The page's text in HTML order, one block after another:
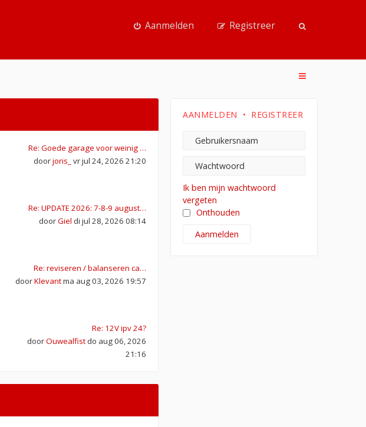
Aanmelden Registreer
AANMELDEN • REGISTREER
Ik ben mijn wachtwoord
vergeten
Onthouden
Re: Goede garage voor weinig …
doorjoris_ vr jul 24, 2026 21:20
Re: UPDATE 2026: 7-8-9 august…
doorGiel di jul 28, 2026 08:14
Re: reviseren / balanseren ca…
doorKlevantma aug 03, 2026 19:57
Re: 12V ipv 24?
doorOuwealfist do aug 06, 2026
21:16